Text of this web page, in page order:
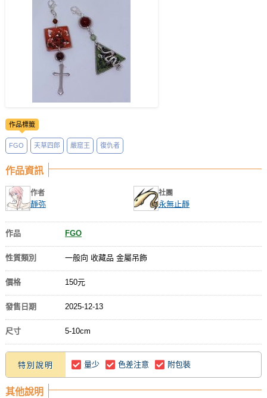
註冊會員
登入
作品標籤
FGO 天草四郎 嚴窟王 復仇者
作品資訊
作者
靜弥
社團
永無止靜
作品 FGO
性質類別 一般向 收藏品 金屬吊飾
價格 150元
發售日期 2025-12-13
尺寸 5-10cm
特別說明 量少 色差注意 附包裝
其他說明